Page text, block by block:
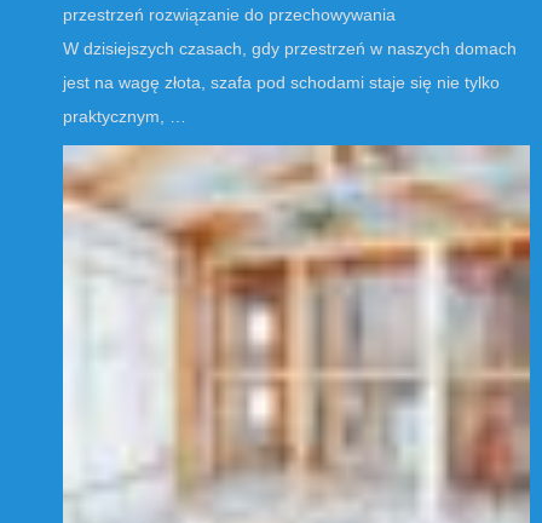
przestrzeń rozwiązanie do przechowywania
W dzisiejszych czasach, gdy przestrzeń w naszych domach
jest na wagę złota, szafa pod schodami staje się nie tylko
praktycznym, …